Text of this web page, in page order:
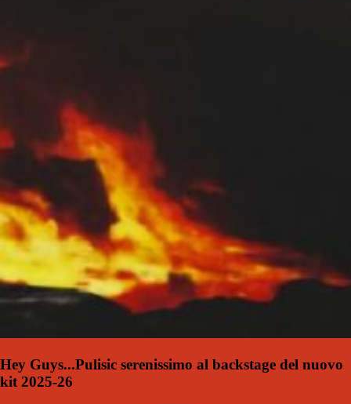
Hey Guys...Pulisic serenissimo al backstage del nuovo
kit 2025-26